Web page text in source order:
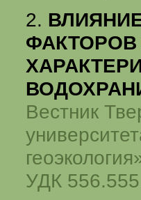
2.
Вестник
УДК